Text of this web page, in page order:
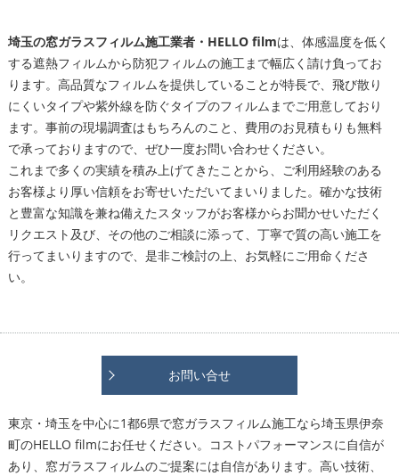
埼玉の窓ガラスフィルム施工業者・HELLO filmは、体感温度を低く
する遮熱フィルムから防犯フィルムの施工まで幅広く請け負ってお
ります。高品質なフィルムを提供していることが特長で、飛び散り
にくいタイプや紫外線を防ぐタイプのフィルムまでご用意しており
ます。事前の現場調査はもちろんのこと、費用のお見積もりも無料
で承っておりますので、ぜひ一度お問い合わせください。
これまで多くの実績を積み上げてきたことから、ご利用経験のある
お客様より厚い信頼をお寄せいただいてまいりました。確かな技術
と豊富な知識を兼ね備えたスタッフがお客様からお聞かせいただく
リクエスト及び、その他のご相談に添って、丁寧で質の高い施工を
行ってまいりますので、是非ご検討の上、お気軽にご用命くださ
い。
お問い合せ
東京・埼玉を中心に1都6県で窓ガラスフィルム施工なら埼玉県伊奈
町のHELLO filmにお任せください。コストパフォーマンスに自信が
あり、窓ガラスフィルムのご提案には自信があります。高い技術、